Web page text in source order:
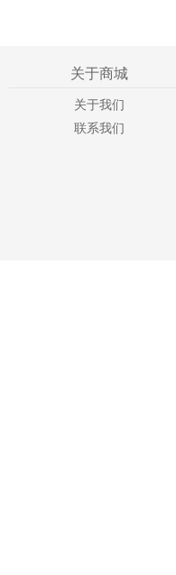
关于商城
关于我们
联系我们